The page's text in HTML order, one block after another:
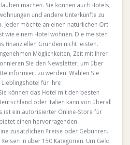
machen. Sie können auch Hotels,
und andere Unterkünfte zu
Jeder möchte an einen natürlichen Ort
wie einem Hotel wohnen. Die meisten
finanziellen Gründen nicht leisten.
Möglichkeiten, Zeit mit Ihrer
Sie den Newsletter, um über
informiert zu werden. Wählen Sie
für Ihre
können das Hotel mit den besten
oder Italien kann von überall
ist ein autorisierter Online-Store für
einen hervorragenden
zusätzlichen Preise oder Gebühren.
in über 150 Kategorien. Um Geld